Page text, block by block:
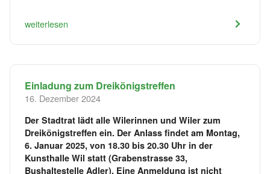
weiterlesen
Einladung zum Dreikönigstreffen
16. Dezember 2024
Der Stadtrat lädt alle Wilerinnen und Wiler zum
Dreikönigstreffen ein. Der Anlass findet am Montag,
6. Januar 2025, von 18.30 bis 20.30 Uhr in der
Kunsthalle Wil statt (Grabenstrasse 33,
Bushaltestelle Adler). Eine Anmeldung ist nicht